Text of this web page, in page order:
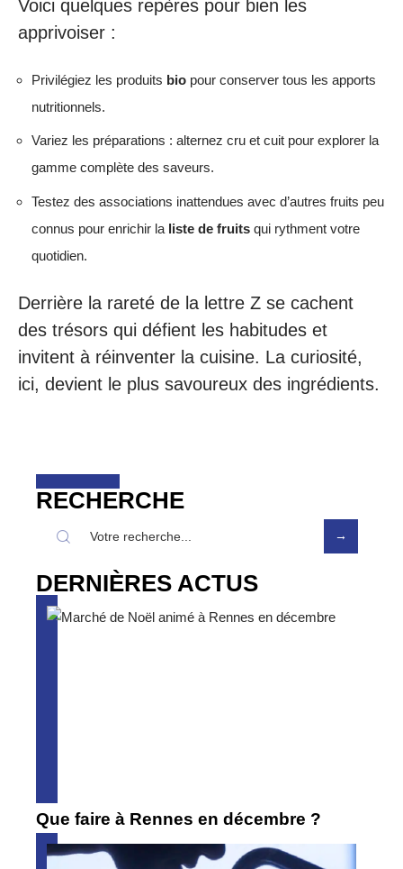
Voici quelques repères pour bien les
apprivoiser :
Privilégiez les produits bio pour conserver tous les apports
nutritionnels.
Variez les préparations : alternez cru et cuit pour explorer la
gamme complète des saveurs.
Testez des associations inattendues avec d’autres fruits peu
connus pour enrichir la liste de fruits qui rythment votre
quotidien.
Derrière la rareté de la lettre Z se cachent
des trésors qui défient les habitudes et
invitent à réinventer la cuisine. La curiosité,
ici, devient le plus savoureux des ingrédients.
RECHERCHE
DERNIÈRES ACTUS
Que faire à Rennes en décembre ?